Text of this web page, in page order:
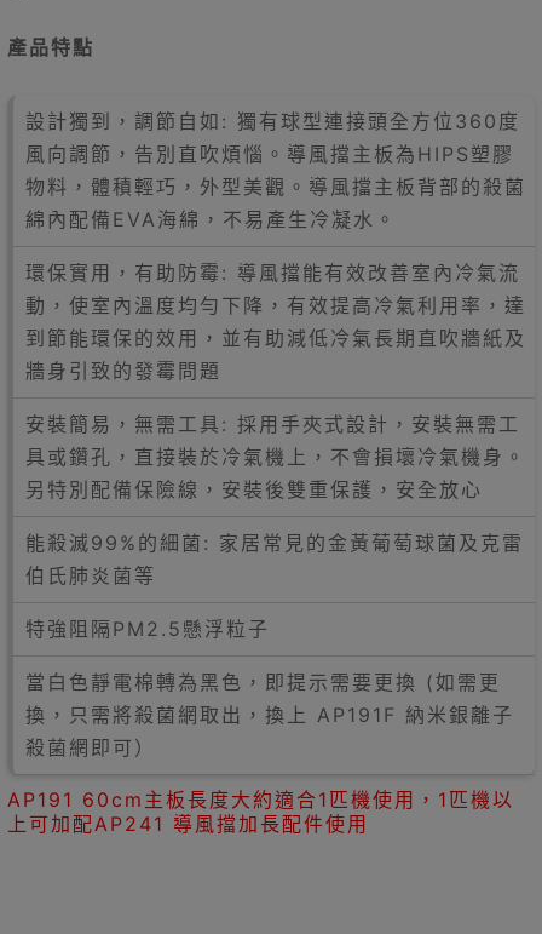
產品特點
設計獨到，調節自如: 獨有球型連接頭全方位360度
風向調節，告別直吹煩惱。導風擋主板為HIPS塑膠
物料，體積輕巧，外型美觀。導風擋主板背部的殺菌
綿內配備EVA海綿，不易產生冷凝水。
環保實用，有助防霉: 導風擋能有效改善室內冷氣流
動，使室內溫度均勻下降，有效提高冷氣利用率，達
到節能環保的效用，並有助減低冷氣長期直吹牆紙及
牆身引致的發霉問題
安裝簡易，無需工具: 採用手夾式設計，安裝無需工
具或鑽孔，直接裝於冷氣機上，不會損壞冷氣機身。
另特別配備保險線，安裝後雙重保護，安全放心
能殺滅99%的細菌: 家居常見的金黃葡萄球菌及克雷
伯氏肺炎菌等
特強阻隔PM2.5懸浮粒子
當白色靜電棉轉為黑色，即提示需要更換 (如需更
換，只需將殺菌網取出，換上 AP191F 納米銀離子
殺菌網即可）
AP191 60cm主板長度大約適合1匹機使用，1匹機以
上可加配AP241 導風擋加長配件使用